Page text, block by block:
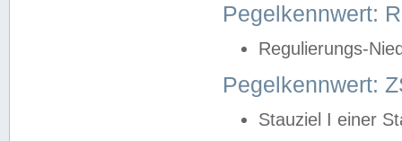
Pegelkennwert:
Regulierungs-
Pegelkennwert:
Stauziel I einer